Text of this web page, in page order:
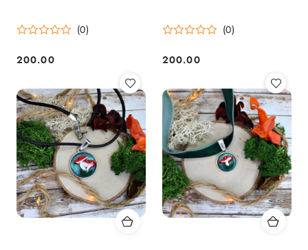
(0)
Cena:
200.00
(0)
Cena:
200.00